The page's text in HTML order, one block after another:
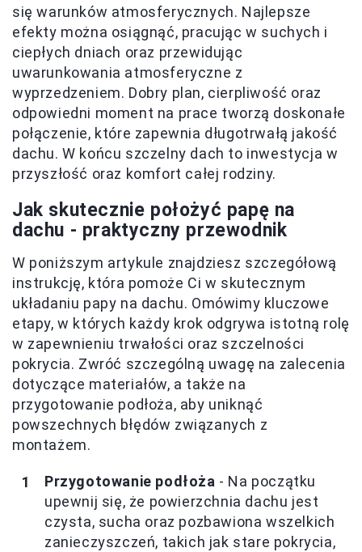
się warunków atmosferycznych. Najlepsze
efekty można osiągnąć, pracując w suchych i
ciepłych dniach oraz przewidując
uwarunkowania atmosferyczne z
wyprzedzeniem. Dobry plan, cierpliwość oraz
odpowiedni moment na prace tworzą doskonałe
połączenie, które zapewnia długotrwałą jakość
dachu. W końcu szczelny dach to inwestycja w
przyszłość oraz komfort całej rodziny.
Jak skutecznie położyć papę na
dachu - praktyczny przewodnik
W poniższym artykule znajdziesz szczegółową
instrukcję, która pomoże Ci w skutecznym
układaniu papy na dachu. Omówimy kluczowe
etapy, w których każdy krok odgrywa istotną rolę
w zapewnieniu trwałości oraz szczelności
pokrycia. Zwróć szczególną uwagę na zalecenia
dotyczące materiałów, a także na
przygotowanie podłoża, aby uniknąć
powszechnych błędów związanych z
montażem.
Przygotowanie podłoża - Na początku
upewnij się, że powierzchnia dachu jest
czysta, sucha oraz pozbawiona wszelkich
zanieczyszczeń, takich jak stare pokrycia,